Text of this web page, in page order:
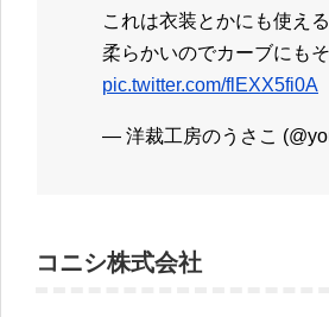
これは衣装とかにも使え
柔らかいのでカーブにも
pic.twitter.com/flEXX5fi0A
— 洋裁工房のうさこ
コニシ株式会社